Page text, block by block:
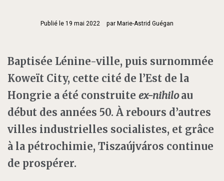
Publié le19 mai 2022 parMarie-Astrid Guégan
Baptisée Lénine-ville, puis surnommée
Koweït City, cette cité de l’Est de la
Hongrie a été construite ex-nihiloau
début des années 50. À rebours d’autres
villes industrielles socialistes, et grâce
à la pétrochimie, Tiszaújváros continue
de prospérer.